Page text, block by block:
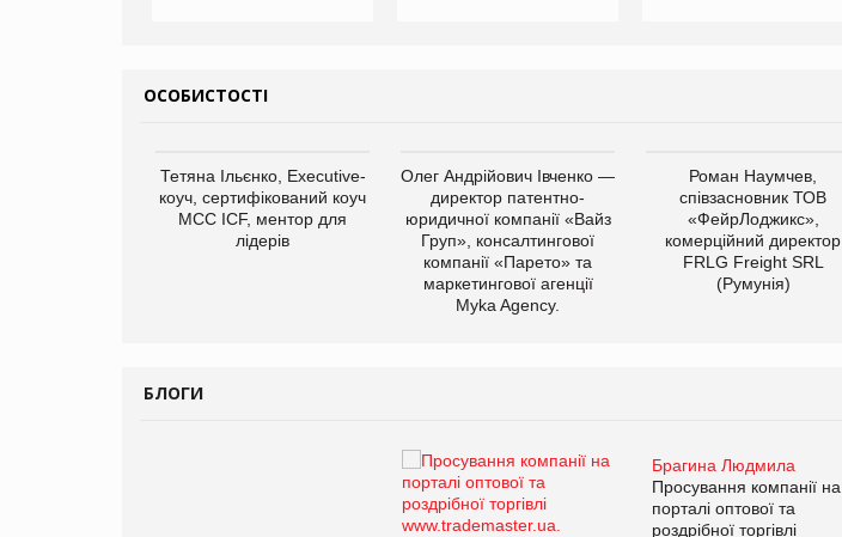
ОСОБИСТОСТІ
Тетяна Ільєнко, Executive-
коуч, сертифікований коуч
МСС ICF, ментор для
лідерів
Олег Андрійович Івченко —
директор патентно-
юридичної компанії «Вайз
Груп», консалтингової
компанії «Парето» та
маркетингової агенції
Myka Agency.
Роман Наумчев,
співзасновник ТОВ
«ФейрЛоджикс»,
комерційний директор
FRLG Freight SRL
(Румунія)
БЛОГИ
Брагина Людмила
Просування компанії на
порталі оптової та
роздрібної торгівлі